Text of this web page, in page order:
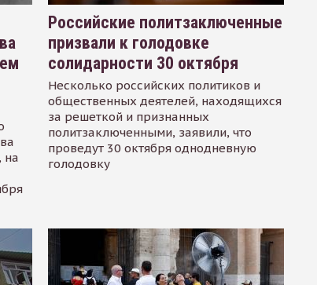
на
Российские политзаключенные
призвали к голодовке
солидарности 30 октября
Несколько российских политиков и
общественных деятелей, находящихся
за решеткой и признанных
политзаключенными, заявили, что
проведут 30 октября однодневную
голодовку